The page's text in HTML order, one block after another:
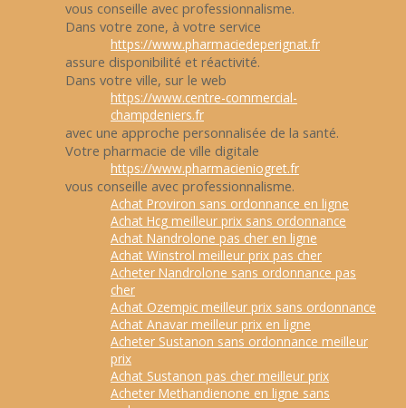
vous conseille avec professionnalisme.
Dans votre zone, à votre service
https://www.pharmaciedeperignat.fr
assure disponibilité et réactivité.
Dans votre ville, sur le web
https://www.centre-commercial-
champdeniers.fr
avec une approche personnalisée de la santé.
Votre pharmacie de ville digitale
https://www.pharmacieniogret.fr
vous conseille avec professionnalisme.
Achat Proviron sans ordonnance en ligne
Achat Hcg meilleur prix sans ordonnance
Achat Nandrolone pas cher en ligne
Achat Winstrol meilleur prix pas cher
Acheter Nandrolone sans ordonnance pas
cher
Achat Ozempic meilleur prix sans ordonnance
Achat Anavar meilleur prix en ligne
Acheter Sustanon sans ordonnance meilleur
prix
Achat Sustanon pas cher meilleur prix
Acheter Methandienone en ligne sans